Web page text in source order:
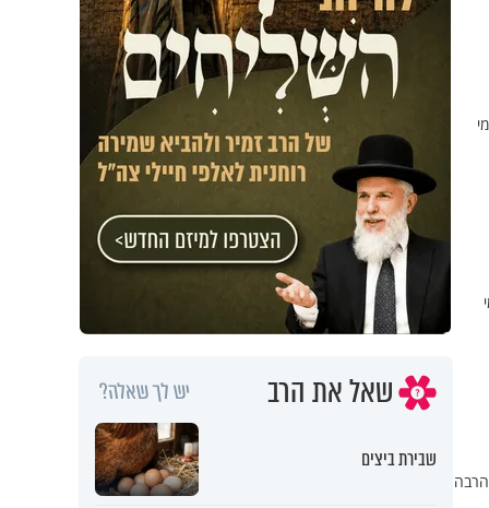
שאל את הרב יש לך שאלה?
שבירת ביצים